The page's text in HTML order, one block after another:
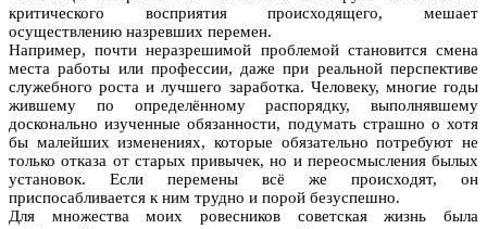
критического восприятия происходящего, мешает
осуществлению назревших перемен.
Например, почти неразрешимой проблемой становится смена
места работы или профессии, даже при реальной перспективе
служебного роста и лучшего заработка. Человеку, многие годы
жившему по определённому распорядку, выполнявшему
досконально изученные обязанности, подумать страшно о хотя
бы малейших изменениях, которые обязательно потребуют не
только отказа от старых привычек, но и переосмысления былых
установок. Если перемены всё же происходят, он
приспосабливается к ним трудно и порой безуспешно.
Для множества моих ровесников советская жизнь была